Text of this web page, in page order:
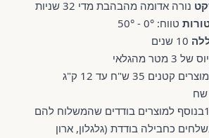
נורה אדומה מהבהבת מדי 32 שניות
טווח: 0° - 50°
10 שנים
3 מטר מהגלאי
35 ש"ח עד 12 ק"ג
24-36 ק"ג 105בנוסף למוצרים בודדים שהמשלוח להם
כחבילה בודדת (גלגלון, ארון